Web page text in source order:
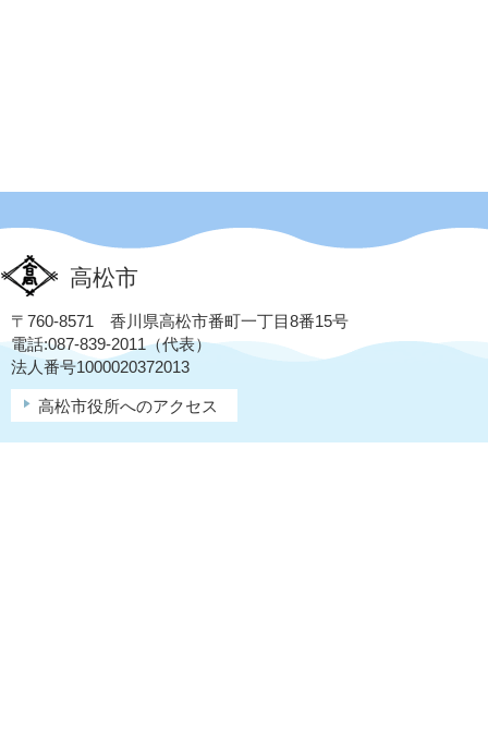
高松市
〒760-8571 香川県高松市番町一丁目8番15号
電話:087-839-2011（代表）
法人番号1000020372013
高松市役所へのアクセス